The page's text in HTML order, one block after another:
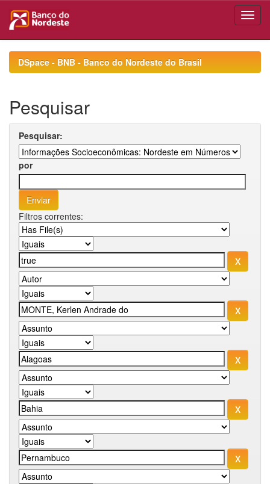
navigationDSpace - BNB - Banco do Nordeste do Brasil
Pesquisar
Pesquisar:
por
Filtros correntes: